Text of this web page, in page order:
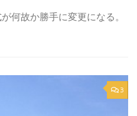
何故か勝手に変更になる。
3